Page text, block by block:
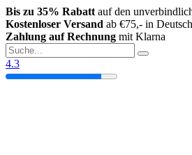
Bis zu 35% Rabatt auf den
Kostenloser Versand ab €75,- in
Zahlung auf Rechnung mit Klarna
4.3